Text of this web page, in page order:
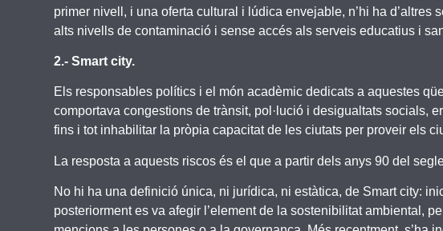
primer nivell, i una oferta cultural i lúdica envejable, n’hi ha
alts nivells de contaminació i sense accés als serveis educatius i
2.- Smart city.
Els responsables polítics i el món acadèmic dedicats a aquestes
comportava congestions de trànsit, pol·lució i desigualtats socials,
fins i tot inhabilitar la pròpia capacitat de les ciutats per proveir els
La resposta a aquests riscos és el que a partir dels anys 90 del
No hi ha una definició única, ni jurídica, ni estàtica, de Smart city:
posteriorment es va afegir l’element de la sostenibilitat ambiental,